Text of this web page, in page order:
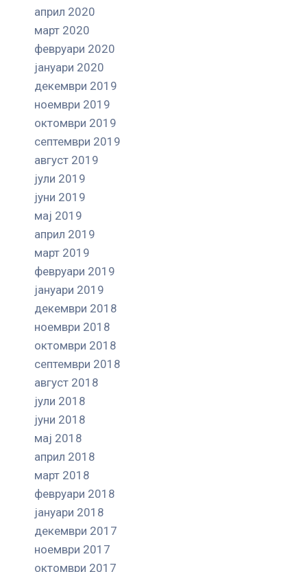
април 2020
март 2020
февруари 2020
јануари 2020
декември 2019
ноември 2019
октомври 2019
септември 2019
август 2019
јули 2019
јуни 2019
мај 2019
април 2019
март 2019
февруари 2019
јануари 2019
декември 2018
ноември 2018
октомври 2018
септември 2018
август 2018
јули 2018
јуни 2018
мај 2018
април 2018
март 2018
февруари 2018
јануари 2018
декември 2017
ноември 2017
октомври 2017